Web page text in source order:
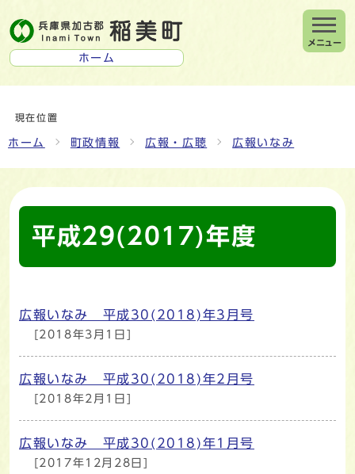
ホーム
メニュー
現在位置
ホーム 町政情報 広報・広聴 広報いなみ
平成29(2017)年度
メインメニュー
広報いなみ 平成30(2018)年3月号
[2018年3月1日]
広報いなみ 平成30(2018)年2月号
[2018年2月1日]
広報いなみ 平成30(2018)年1月号
[2017年12月28日]